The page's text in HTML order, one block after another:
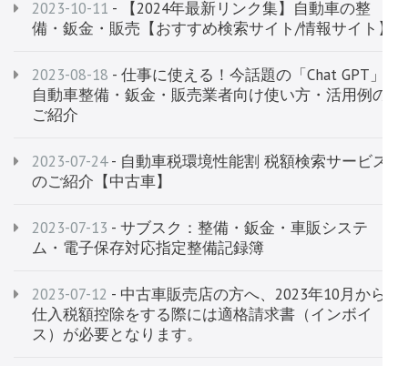
2023-07-12 - 中古車販売店の方へ、2023年10月から
仕入税額控除をする際には適格請求書（インボイ
ス）が必要となります。
2023-07-13 - サブスク：整備・鈑金・車販システ
ム・電子保存対応指定整備記録簿
2023-07-24- 自動車税環境性能割 税額検索サービス​​​​​​
のご紹介【中古車】
2023-08-18 - 仕事に使える！今話題の「Chat GPT」
自動車整備・鈑金・販売業者向け使い方・活用例の
ご紹介
2023-10-11 - 【2024年最新リンク集】自動車の整
備・鈑金・販売【おすすめ検索サイト/情報サイト】